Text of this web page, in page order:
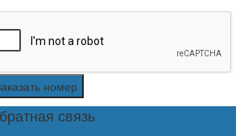
номер
связь